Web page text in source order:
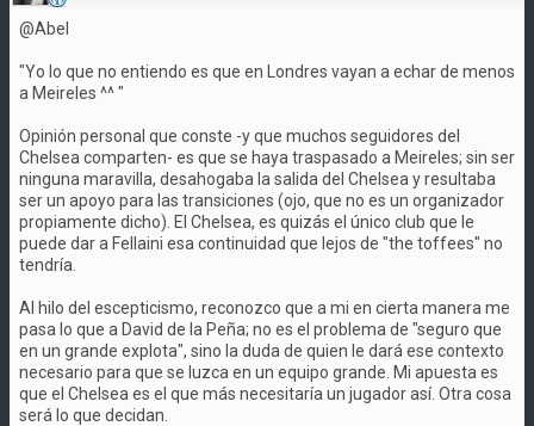
@Abel
"Yo lo que no entiendo es que en Londres vayan a echar de menos
a Meireles ^^ "
Opinión personal que conste -y que muchos seguidores del
Chelsea comparten- es que se haya traspasado a Meireles; sin ser
ninguna maravilla, desahogaba la salida del Chelsea y resultaba
ser un apoyo para las transiciones (ojo, que no es un organizador
propiamente dicho). El Chelsea, es quizás el único club que le
puede dar a Fellaini esa continuidad que lejos de "the toffees" no
tendría.
Al hilo del escepticismo, reconozco que a mi en cierta manera me
pasa lo que a David de la Peña; no es el problema de "seguro que
en un grande explota", sino la duda de quien le dará ese contexto
necesario para que se luzca en un equipo grande. Mi apuesta es
que el Chelsea es el que más necesitaría un jugador así. Otra cosa
será lo que decidan.